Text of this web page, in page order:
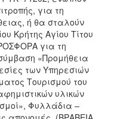
για τη
ή θα σταλούν
Κρήτης Αγίου Τίτου
για τη
«Προμήθεια
των Υπηρεσιών
Τουρισμού του
υλικών
Φυλλάδια –